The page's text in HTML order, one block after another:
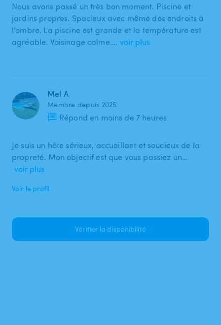
Nous avons passé un très bon moment. Piscine et
jardins propres. Spacieux avec même des endroits à
l’ombre. La piscine est grande et la température est
agréable. Voisinage calme.… voir plus
Mel A
Membre depuis 2025
Répond en moins de 7 heures
Je suis un hôte sérieux, accueillant et soucieux de la
propreté. Mon objectif est que vous passiez un…
voir plus
Voir le profil
Vérifier la disponibilité